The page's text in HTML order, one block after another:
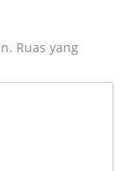
Ruas yang